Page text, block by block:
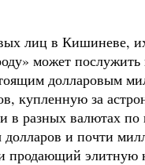
лиц в Кишиневе,
может послужить
долларовым
купленную за
в разных валютах
и почти
продающий элитную